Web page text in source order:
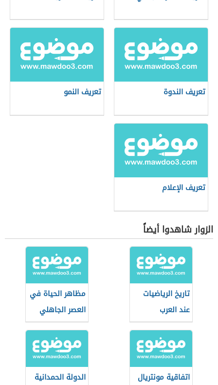
تعريف الندوة تعريف النمو
تعريف الإعلام
الزوار شاهدوا أيضاً
تاريخ الرياضيات
عند العرب
والمسلمين
مظاهر الحياة في
العصر الجاهلي
اتفاقية مونتريال الدولة الحمدانية